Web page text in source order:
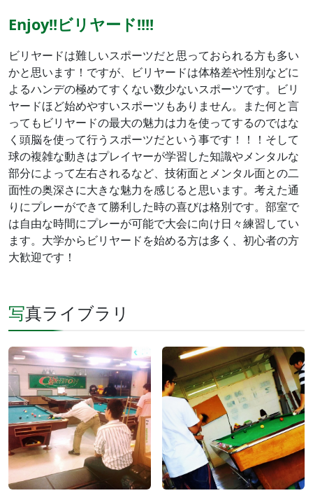
Enjoy!!ビリヤード!!!!
ビリヤードは難しいスポーツだと思っておられる方も多い
かと思います！ですが、ビリヤードは体格差や性別などに
よるハンデの極めてすくない数少ないスポーツです。ビリ
ヤードほど始めやすいスポーツもありません。また何と言
ってもビリヤードの最大の魅力は力を使ってするのではな
く頭脳を使って行うスポーツだという事です！！！そして
球の複雑な動きはプレイヤーが学習した知識やメンタルな
部分によって左右されるなど、技術面とメンタル面との二
面性の奥深さに大きな魅力を感じると思います。考えた通
りにプレーができて勝利した時の喜びは格別です。部室で
は自由な時間にプレーが可能で大会に向け日々練習してい
ます。大学からビリヤードを始める方は多く、初心者の方
大歓迎です！
写真ライブラリ